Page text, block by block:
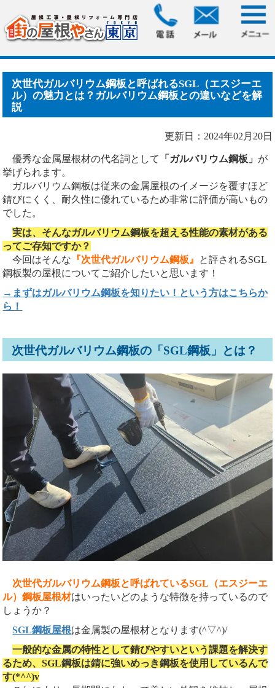
> 次世代ガルバリウム鋼板と呼ばれる
SGL（エスジーエル）の魅力.....
次世代ガルバリウム鋼板と呼ばれるSGL（エスジーエ
ル）の魅力とは？ガルバリウム鋼板との違いなどを解
説
更新日：2024年02月20日
優秀な金属屋根材の代名詞として 「ガルバリウム鋼板」 が
挙げられます。
ガルバリウム鋼板は従来の金属屋根のイメージを覆すほど
錆びにくく、耐久性に優れているため非常に評価が高いもの
でした。
実は、そんなガルバリウム鋼板を超える性能の素材がある
ってご存知ですか？
今回はそんな 『次世代ガルバリウム鋼板』 と評されるSGL
鋼板製の屋根についてご紹介したいと思います！
→まずはガルバリウム鋼板を知りたい！という方はこちらか
ら！
次世代ガルバリウム鋼板の「SGL鋼板」とは？
次世代ガルバリウム鋼板と呼ばれているSGL（エスジーエ
ル）鋼板屋根材はいったいどのような特徴を持っているので
しょうか？
SGL鋼板屋根は金属製の屋根材となります(^▽^)/
一般的な金属の特性として錆びやすいという課題を解決す
るため、SGL鋼板は錆に強いめっき鋼板を使用しているんで
す(*^^)v